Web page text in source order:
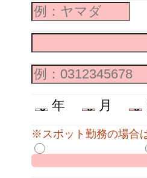
年 月
※スポット勤務の場合